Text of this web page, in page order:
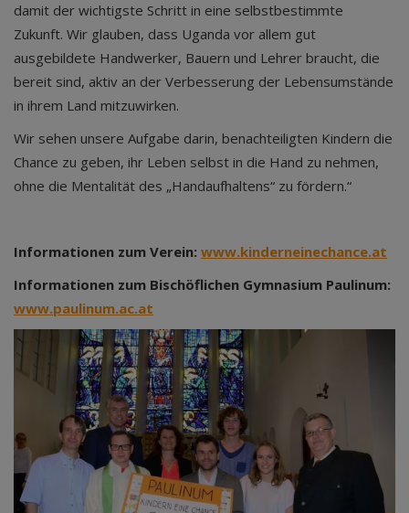
damit der wichtigste Schritt in eine selbstbestimmte
Zukunft. Wir glauben, dass Uganda vor allem gut
ausgebildete Handwerker, Bauern und Lehrer braucht, die
bereit sind, aktiv an der Verbesserung der Lebensumstände
in ihrem Land mitzuwirken.
Wir sehen unsere Aufgabe darin, benachteiligten Kindern die
Chance zu geben, ihr Leben selbst in die Hand zu nehmen,
ohne die Mentalität des „Handaufhaltens“ zu fördern.“
Informationen zum Verein: www.kinderneinechance.at
Informationen zum Bischöflichen Gymnasium Paulinum:
www.paulinum.ac.at